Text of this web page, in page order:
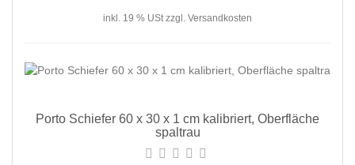
inkl. 19 % USt zzgl. Versandkosten
Porto Schiefer 60 x 30 x 1 cm kalibriert, Oberfläche
spaltrau